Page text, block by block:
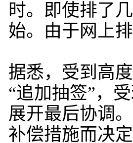
时。即使排了
始。由于网上
据悉，受到高
“追加抽签”，
展开最后协调
补偿措施而决定